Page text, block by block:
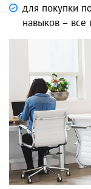
для покупки
навыков – все